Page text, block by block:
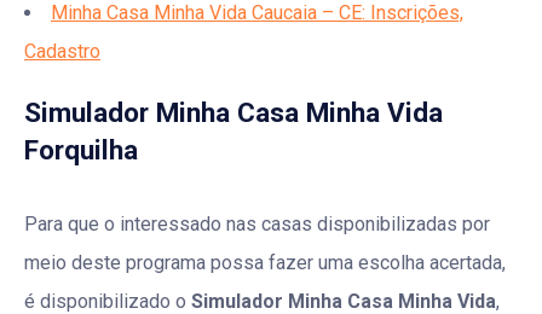
Minha Casa Minha Vida Caucaia – CE: Inscrições,
Cadastro
Simulador Minha Casa Minha Vida
Forquilha
Para que o interessado nas casas disponibilizadas por
meio deste programa possa fazer uma escolha acertada,
é disponibilizado o Simulador Minha Casa Minha Vida,